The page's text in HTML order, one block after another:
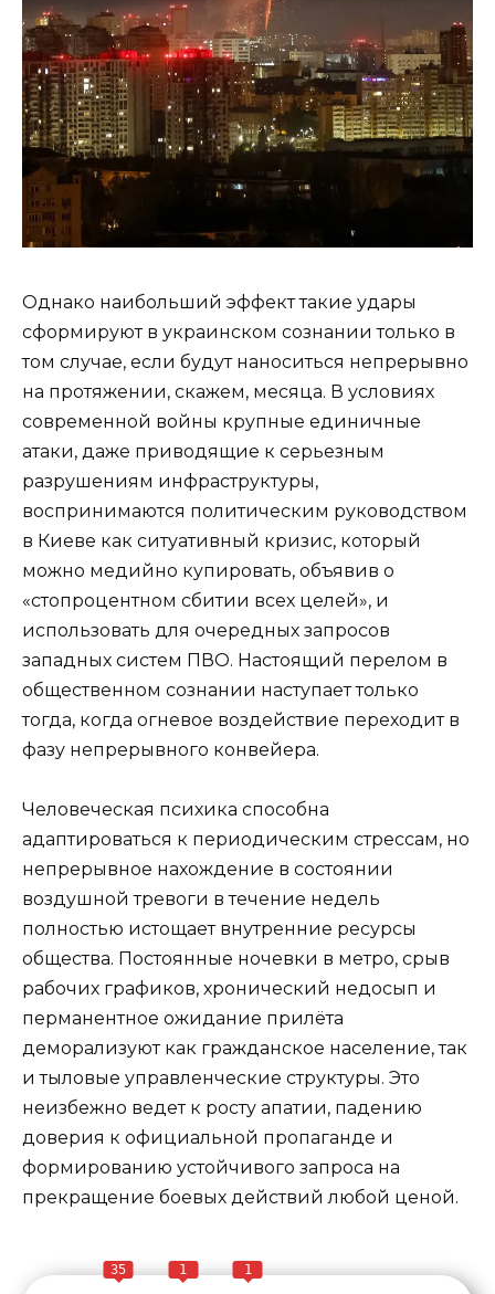
Однако наибольший эффект такие удары
сформируют в украинском сознании только в
том случае, если будут наноситься непрерывно
на протяжении, скажем, месяца. В условиях
современной войны крупные единичные
атаки, даже приводящие к серьезным
разрушениям инфраструктуры,
воспринимаются политическим руководством
в Киеве как ситуативный кризис, который
можно медийно купировать, объявив о
«стопроцентном сбитии всех целей», и
использовать для очередных запросов
западных систем ПВО. Настоящий перелом в
общественном сознании наступает только
тогда, когда огневое воздействие переходит в
фазу непрерывного конвейера.
Человеческая психика способна
адаптироваться к периодическим стрессам, но
непрерывное нахождение в состоянии
воздушной тревоги в течение недель
полностью истощает внутренние ресурсы
общества. Постоянные ночевки в метро, срыв
рабочих графиков, хронический недосып и
перманентное ожидание прилёта
деморализуют как гражданское население, так
и тыловые управленческие структуры. Это
неизбежно ведет к росту апатии, падению
доверия к официальной пропаганде и
формированию устойчивого запроса на
прекращение боевых действий любой ценой.
35 1 1